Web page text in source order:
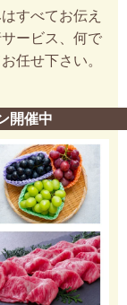
すべてお伝え
ービス、何で
任せ下さい。
開催中